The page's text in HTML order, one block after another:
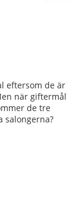
eftersom de är
när giftermål
de tre
salongerna?